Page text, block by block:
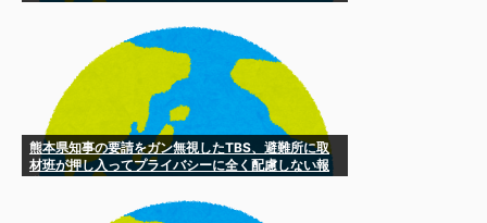
熊本県知事の要請をガン無視したTBS、避難所に取
材班が押し入ってプライバシーに全く配慮しない報